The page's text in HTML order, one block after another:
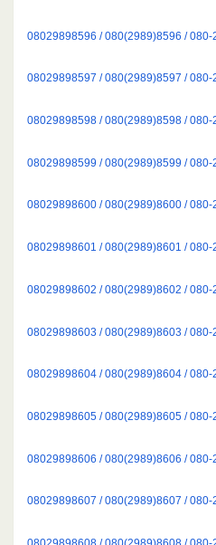
08029898596 / 080(2989)8596 / 080-
08029898597 / 080(2989)8597 / 080-
08029898598 / 080(2989)8598 / 080-
08029898599 / 080(2989)8599 / 080-
08029898600 / 080(2989)8600 / 080-
08029898601 / 080(2989)8601 / 080-
08029898602 / 080(2989)8602 / 080-
08029898603 / 080(2989)8603 / 080-
08029898604 / 080(2989)8604 / 080-
08029898605 / 080(2989)8605 / 080-
08029898606 / 080(2989)8606 / 080-
08029898607 / 080(2989)8607 / 080-